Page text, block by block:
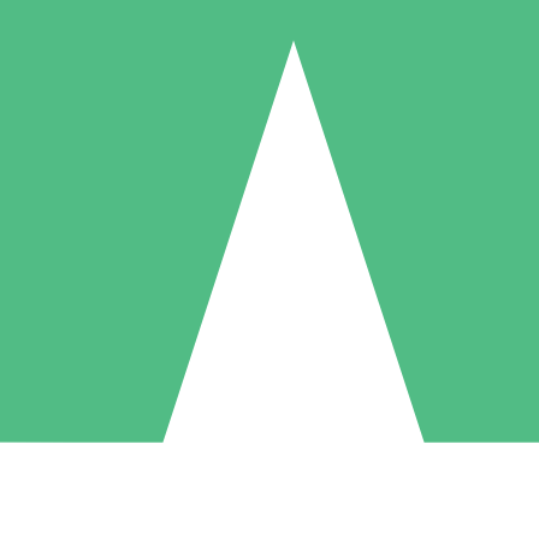
Individuele Creditpakketten
per gebruik met downloadtegoeden. Geen maandelijkse verplichting
5 Downloaden
US$